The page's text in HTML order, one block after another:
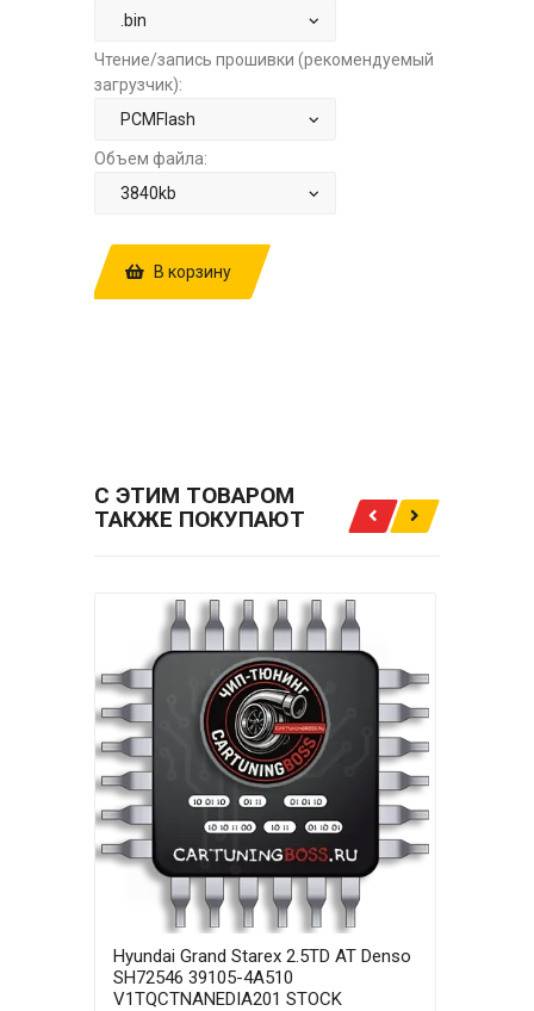
Чтение/запись прошивки (рекомендуемый
загрузчик):
Объем файла:
В корзину
С ЭТИМ ТОВАРОМ
ТАКЖЕ ПОКУПАЮТ
Hyundai Grand Starex 2.5TD AT Denso
SH72546 39105-4A510
V1TQCTNANEDIA201 STOCK